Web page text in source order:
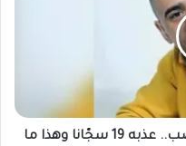
استشهاد الفلسطيني ثائر أبو عصب.. عذبه 19 سجّانا وهذا ما